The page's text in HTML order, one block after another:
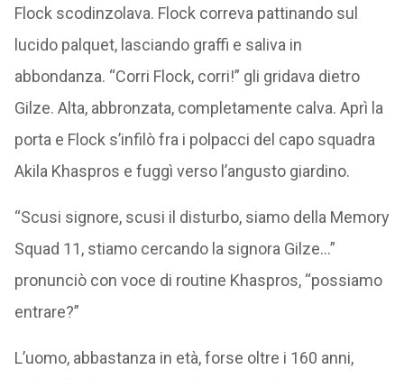
Flock scodinzolava. Flock correva pattinando sul
lucido palquet, lasciando graffi e saliva in
abbondanza. “Corri Flock, corri!” gli gridava dietro
Gilze. Alta, abbronzata, completamente calva. Aprì la
porta e Flock s’infilò fra i polpacci del capo squadra
Akila Khaspros e fuggì verso l’angusto giardino.
“Scusi signore, scusi il disturbo, siamo della Memory
Squad 11, stiamo cercando la signora Gilze…”
pronunciò con voce di routine Khaspros, “possiamo
entrare?”
L’uomo, abbastanza in età, forse oltre i 160 anni,